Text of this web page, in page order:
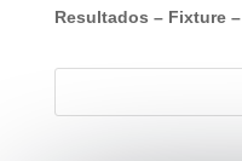
Resultados – Fixture–